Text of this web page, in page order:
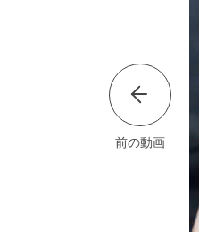
前の動画